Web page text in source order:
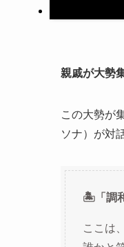
親戚が大勢
この大勢が
ソナ）が対
🏝️「調
ここは